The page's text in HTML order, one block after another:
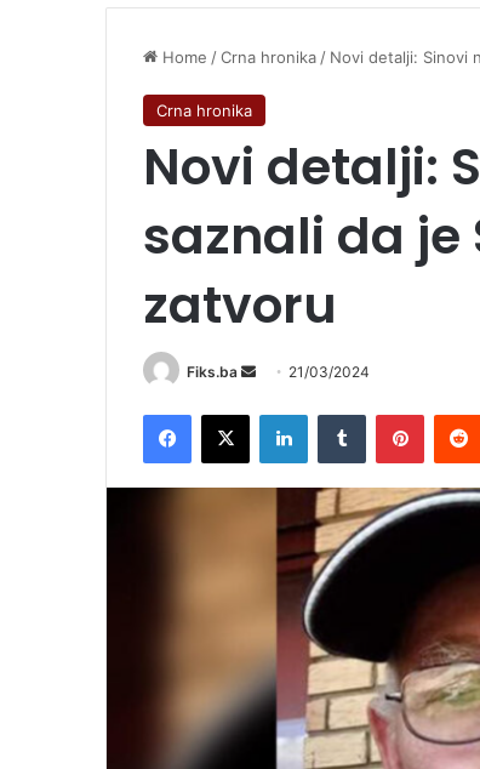
Home /Crna hronika / Novi detalji: Sinovi
Crna hronika
Novi detalji:
saznali da
zatvoru
Fiks.ba
Send
email
21/03/2024
Facebook
X LinkedInTumblr